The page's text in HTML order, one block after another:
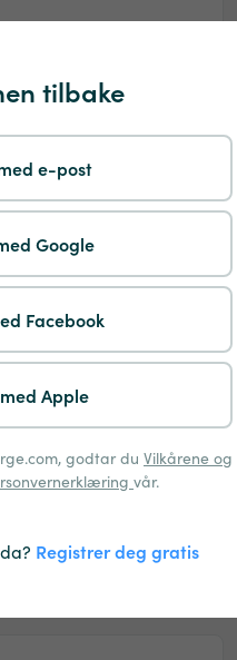
tilbake
e-post
Google
Facebook
Apple
godtar du Vilkårene og
vår.
Registrer deg gratis